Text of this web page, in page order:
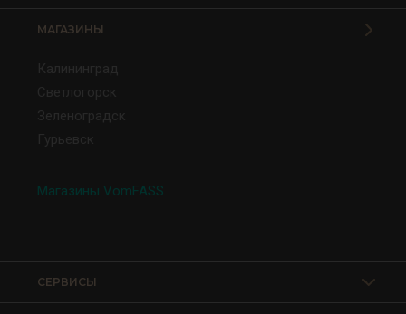
МАГАЗИНЫ
Калининград
Светлогорск
Зеленоградск
Гурьевск
Магазины VomFASS
СЕРВИСЫ